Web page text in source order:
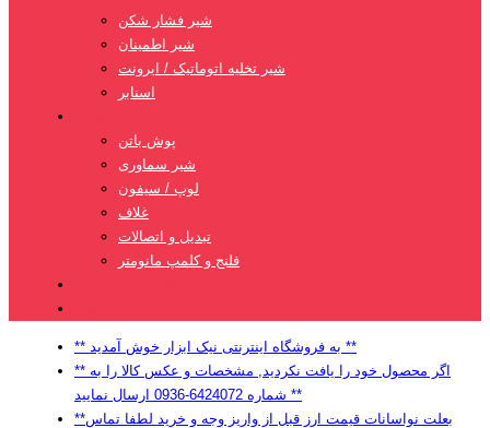
شیر فشار شکن
شیر اطمینان
شیر تخلیه اتوماتیک / ایرونت
اسنابر
پوش باتن
شیر سماوری
لوپ / سیفون
غلاف
تبدیل و اتصالات
فلنج و کلمپ مانومتر
** به فروشگاه اینترنتی نیک ابزار خوش آمدید **
** اگر محصول خود را یافت نکردید, مشخصات و عکس کالا را به
شماره 6424072-0936 ارسال نمایید **
**بعلت نواسانات قیمت ارز قبل از واریز وجه و خرید لطفا تماس